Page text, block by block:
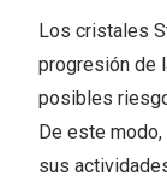
Los cristales
progresión de
posibles
De este
sus